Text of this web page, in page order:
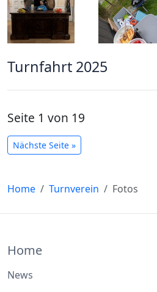
Turnfahrt 2025
Seite 1 von 19
Nächste Seite »
Home Turnverein Fotos
Home
News